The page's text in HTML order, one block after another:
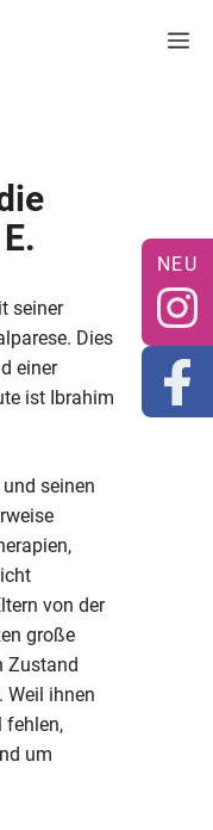
seiner
Dies
einer
ist Ibrahim
seinen
von der
große
Zustand
Weil ihnen
fehlen,
um